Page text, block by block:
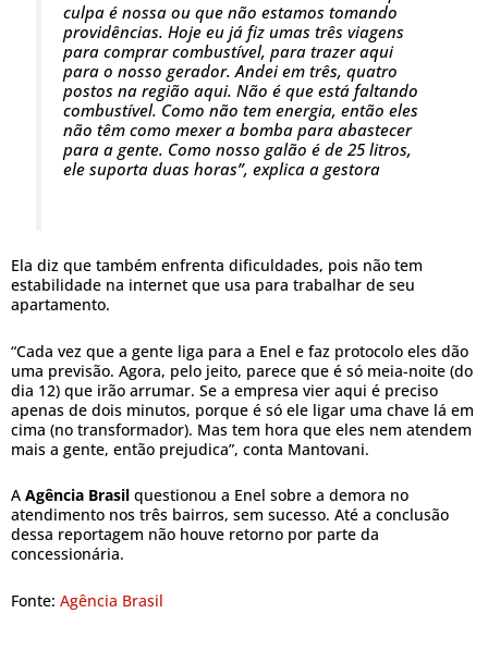
culpa é nossa ou que não estamos tomando
providências. Hoje eu já fiz umas três viagens
para comprar combustível, para trazer aqui
para o nosso gerador. Andei em três, quatro
postos na região aqui. Não é que está faltando
combustível. Como não tem energia, então eles
não têm como mexer a bomba para abastecer
para a gente. Como nosso galão é de 25 litros,
ele suporta duas horas”, explica a gestora
Ela diz que também enfrenta dificuldades, pois não tem
estabilidade na internet que usa para trabalhar de seu
apartamento.
“Cada vez que a gente liga para a Enel e faz protocolo eles dão
uma previsão. Agora, pelo jeito, parece que é só meia-noite (do
dia 12) que irão arrumar. Se a empresa vier aqui é preciso
apenas de dois minutos, porque é só ele ligar uma chave lá em
cima (no transformador). Mas tem hora que eles nem atendem
mais a gente, então prejudica”, conta Mantovani.
A Agência Brasil questionou a Enel sobre a demora no
atendimento nos três bairros, sem sucesso. Até a conclusão
dessa reportagem não houve retorno por parte da
concessionária.
Fonte: Agência Brasil